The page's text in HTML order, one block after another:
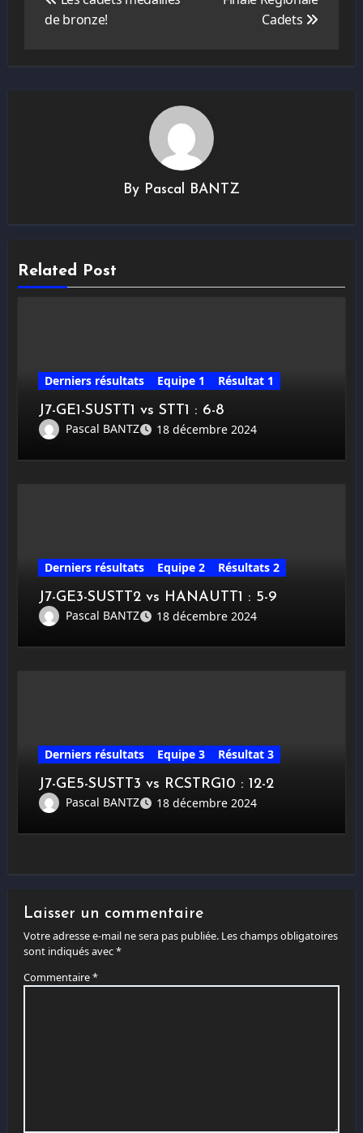
Navigation
de bronze!
Cadets
By Pascal BANTZ
Related Post
Derniers résultats Equipe 1
Résultat 1
J7-GE1-SUSTT1 vs STT1 : 6-8
Pascal BANTZ
18 décembre 2024
Derniers résultats Equipe 2
Résultats 2
J7-GE3-SUSTT2 vs HANAUTT1 : 5-9
Pascal BANTZ
18 décembre 2024
Derniers résultats Equipe 3
Résultat 3
J7-GE5-SUSTT3 vs RCSTRG10 : 12-2
Pascal BANTZ
18 décembre 2024
Laisser un commentaire
Votre adresse e-mail ne sera pas publiée. Les champs obligatoires
sont indiqués avec*
Commentaire*